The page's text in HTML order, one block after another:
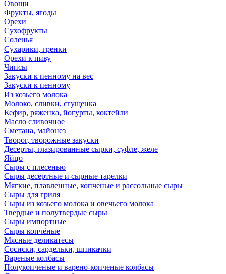
Овощи
Фрукты, ягоды
Орехи
Сухофрукты
Соленья
Сухарики, гренки
Орехи к пиву
Чипсы
Закуски к пенному на вес
Закуски к пенному
Из козьего молока
Молоко, сливки, сгущенка
Кефир, ряженка, йогурты, коктейли
Масло сливочное
Сметана, майонез
Творог, творожные закуски
Десерты, глазированные сырки, суфле, желе
Яйцо
Сыры с плесенью
Сыры десертные и сырные тарелки
Мягкие, плавленные, копченые и рассольные сыры
Сыры для гриля
Сыры из козьего молока и овечьего молока
Твердые и полутвердые сыры
Сыры импортные
Сыры копчёные
Мясные деликатесы
Сосиски, сардельки, шпикачки
Вареные колбасы
Полукопченые и варено-копченые колбасы